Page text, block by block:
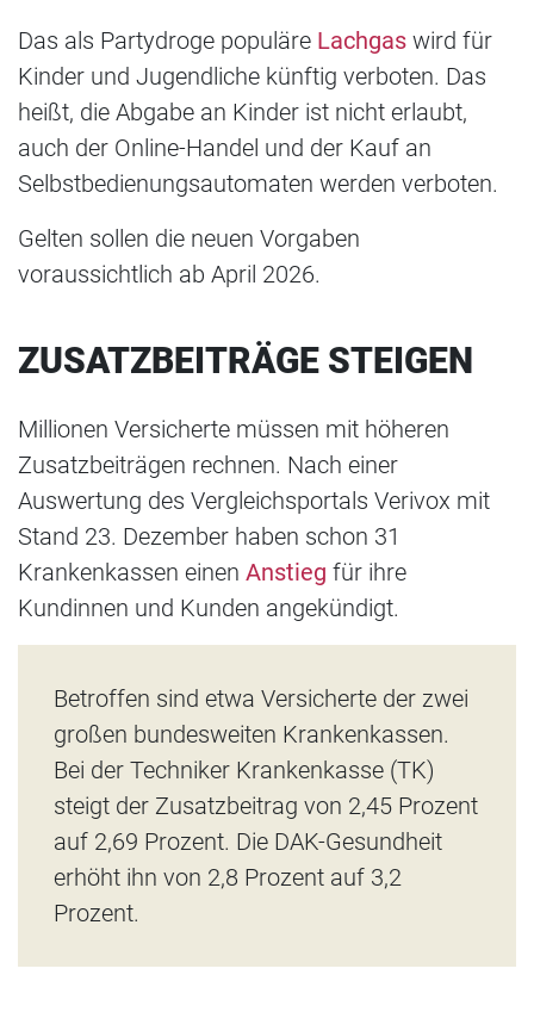
Das als Partydroge populäre Lachgas wird für
Kinder und Jugendliche künftig verboten. Das
heißt, die Abgabe an Kinder ist nicht erlaubt,
auch der Online-Handel und der Kauf an
Selbstbedienungsautomaten werden verboten.
Gelten sollen die neuen Vorgaben
voraussichtlich ab April 2026.
ZUSATZBEITRÄGE STEIGEN
Millionen Versicherte müssen mit höheren
Zusatzbeiträgen rechnen. Nach einer
Auswertung des Vergleichsportals Verivox mit
Stand 23. Dezember haben schon 31
Krankenkassen einen Anstieg für ihre
Kundinnen und Kunden angekündigt.
Betroffen sind etwa Versicherte der zwei
großen bundesweiten Krankenkassen.
Bei der Techniker Krankenkasse (TK)
steigt der Zusatzbeitrag von 2,45 Prozent
auf 2,69 Prozent. Die DAK-Gesundheit
erhöht ihn von 2,8 Prozent auf 3,2
Prozent.